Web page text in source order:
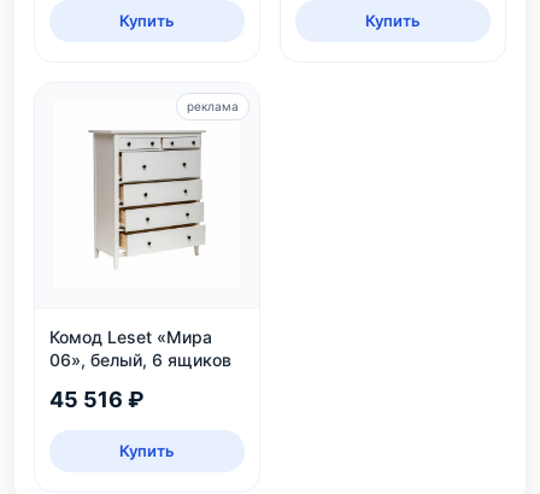
Купить Купить
Комод Leset «Мира
06», белый, 6 ящиков
45 516 ₽
Купить
реклама